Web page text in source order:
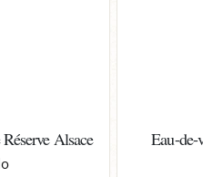
Alsace Eau-